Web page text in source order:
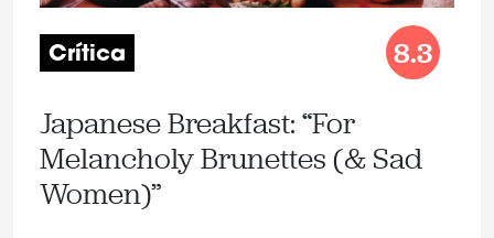
Crítica 8.3
Japanese Breakfast: “For
Melancholy Brunettes (& Sad
Women)”